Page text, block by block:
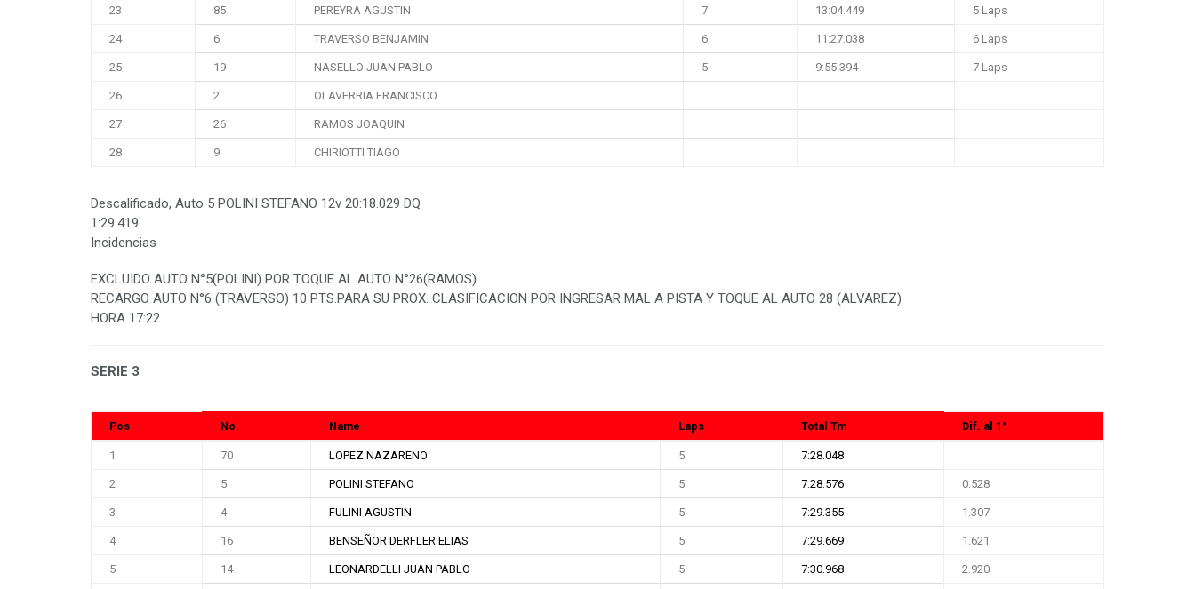
23 85 PEREYRA AGUSTIN 7 13:04.449 5 Laps
24 6 TRAVERSO BENJAMIN 6 11:27.038 6 Laps
25 19 NASELLO JUAN PABLO 5 9:55.394 7 Laps
26 2 OLAVERRIA FRANCISCO
27 26 RAMOS JOAQUIN
28 9 CHIRIOTTI TIAGO
Descalificado, Auto 5 POLINI STEFANO 12v 20:18.029 DQ
1:29.419
Incidencias
EXCLUIDO AUTO N°5(POLINI) POR TOQUE AL AUTO N°26(RAMOS)
RECARGO AUTO N°6 (TRAVERSO) 10 PTS.PARA SU PROX. CLASIFICACION POR INGRESAR MAL A PISTA Y TOQUE AL AUTO 28 (ALVAREZ)
HORA 17:22
SERIE 3
Pos No. Name Laps Total Tm Dif. al 1°
1 70 LOPEZ NAZARENO 5 7:28.048
2 5 POLINI STEFANO 5 7:28.576 0.528
3 4 FULINI AGUSTIN 5 7:29.355 1.307
4 16 BENSEÑOR DERFLER ELIAS 5 7:29.669 1.621
5 14 LEONARDELLI JUAN PABLO 5 7:30.968 2.920